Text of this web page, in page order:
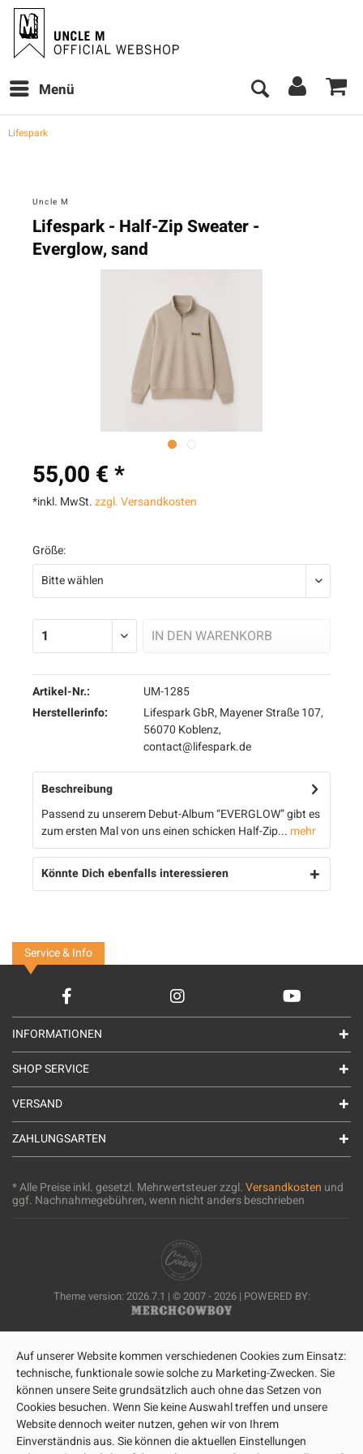
Menü
Lifespark
Uncle M
Lifespark - Half-Zip Sweater -
Everglow, sand
55,00 € *
*inkl. MwSt.zzgl. Versandkosten
Größe:
IN DEN WARENKORB
Artikel-Nr.:
UM-1285
Herstellerinfo:
Lifespark GbR, Mayener Straße 107,
56070 Koblenz,
contact@lifespark.de
Beschreibung
Passend zu unserem Debut-Album “EVERGLOW” gibt es
zum ersten Mal von uns einen schicken Half-Zip... mehr
Könnte Dich ebenfalls interessieren
Service & Info
INFORMATIONEN
SHOP SERVICE
VERSAND
ZAHLUNGSARTEN
* Alle Preise inkl. gesetzl. Mehrwertsteuer zzgl.Versandkosten und
ggf. Nachnahmegebühren, wenn nicht anders beschrieben
Theme version: 2026.7.1 | © 2007 - 2026 | POWERED BY:
Auf unserer Website kommen verschiedenen Cookies zum Einsatz:
technische, funktionale sowie solche zu Marketing-Zwecken. Sie
können unsere Seite grundsätzlich auch ohne das Setzen von
Cookies besuchen. Wenn Sie keine Auswahl treffen und unsere
Website dennoch weiter nutzen, gehen wir von Ihrem
Einverständnis aus. Sie können die aktuellen Einstellungen